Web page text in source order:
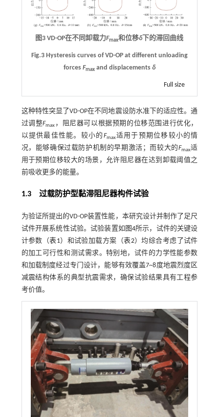
图3 VD-OP在不同卸载力Fmax和位移δ下的滞回曲线
Fig.3 Hysteresis curves of VD-OP at different unloading
forces Fmaxand displacements δ
Full size
这种特性突显了VD-OP在不同地震设防水准下的适应性。通
过调整Fmax ，阻尼器可以根据预期的位移范围进行优化，
以提供最佳性能。较小的 Fmax适用于预期位移较小的情
况，能够确保过载防护机制的早期激活；而较大的Fmax适
用于预期位移较大的场景，允许阻尼器在达到卸载阈值之
前吸收更多的能量。
1.3过载防护型黏滞阻尼器构件试验
为验证所提出的VD-OP装置性能，本研究设计并制作了足尺
试件开展系统性试验。试验装置如 图4所示，试件的关键设
计参数（表1）和试验加载方案（表2）均综合考虑了试件
的加工可行性和测试需求。特别地，试件的力学性能参数
和加载制度经过专门设计，能够有效覆盖7~8度地震烈度区
减震结构体系的典型抗震需求，确保试验结果具有工程参
考价值。